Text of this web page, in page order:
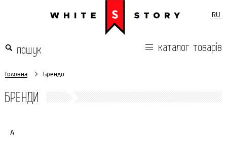
RU
каталог товарів
Головна Бренди
БРЕНДИ
A